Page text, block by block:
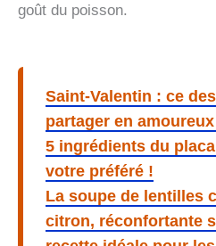
goût du poisson.
Saint-Valentin : ce
partager en
5 ingrédients du
votre préféré !
La soupe de lentilles
citron, réconfortante